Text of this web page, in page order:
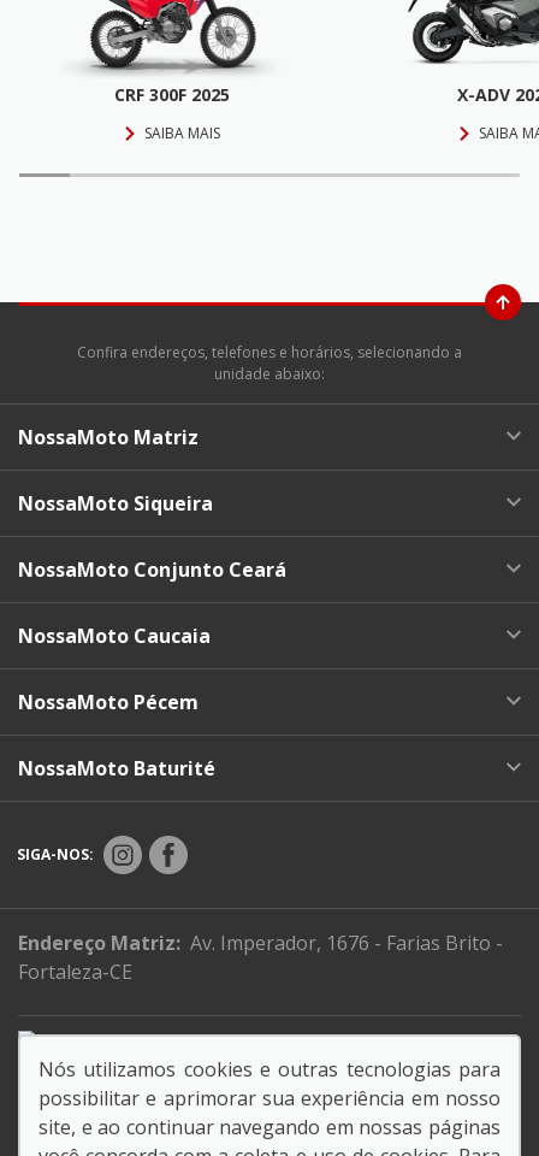
CRF 300F 2025
SAIBA MAIS
X-ADV
SAIBA
Confira endereços, telefones e horários, selecionando a
unidade abaixo:
NossaMoto Matriz
NossaMoto Siqueira
NossaMoto Conjunto Ceará
NossaMoto Caucaia
NossaMoto Pécem
NossaMoto Baturité
SIGA-NOS:
Endereço Matriz: Av. Imperador, 1676 - Farias Brito -
Fortaleza-CE
Juntos salvamos vidas.
Razão social: NOSSAMOTO LTDA.
CNPJ: 03.898.300/0001-28
Nós utilizamos cookies e outras tecnologias para
possibilitar e aprimorar sua experiência em nosso
site, e ao continuar navegando em nossas páginas